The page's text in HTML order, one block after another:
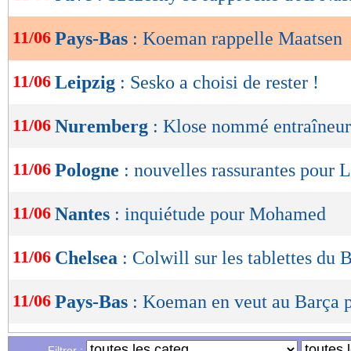
de
lecture
OK
11/06 Pays-Bas : Koeman rappelle Maatsen
11/06 Leipzig : Sesko a choisi de rester !
11/06 Nuremberg : Klose nommé
11/06 Pologne : nouvelles rassurantes pour
11/06 Nantes : inquiétude pour Mohamed
11/06 Chelsea : Colwill sur les tablettes du
11/06 Pays-Bas : Koeman en veut au Barça
11/06 Dortmund: Hummels réclame la tête